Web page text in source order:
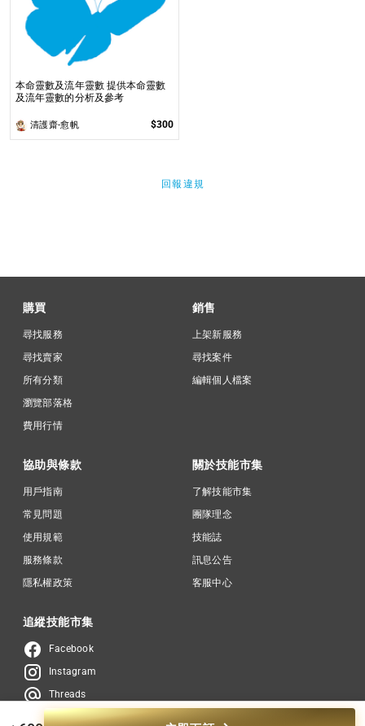
本命靈數及流年靈數 提供本命靈數
及流年靈數的分析及參考
清護齋-愈帆 $300
回報違規
購買
尋找服務
尋找賣家
所有分類
瀏覽部落格
費用行情
銷售
上架新服務
尋找案件
編輯個人檔案
協助與條款
用戶指南
常見問題
使用規範
服務條款
隱私權政策
關於技能市集
了解技能市集
團隊理念
技能誌
訊息公告
客服中心
追縱技能市集
Facebook
Instagram
Threads